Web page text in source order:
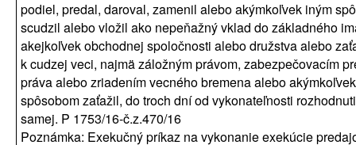
podiel, predal, daroval, zamenil alebo akýmkoľvek iným
scudzil alebo vložil ako nepeňažný vklad do základného
akejkoľvek obchodnej spoločnosti alebo družstva alebo
k cudzej veci, najmä záložným právom, zabezpečovacím
práva alebo zriadením vecného bremena alebo
spôsobom zaťažil, do troch dní od vykonateľnosti
samej. P 1753/16-č.z.470/16
Poznámka: Exekučný príkaz na vykonanie exekúcie